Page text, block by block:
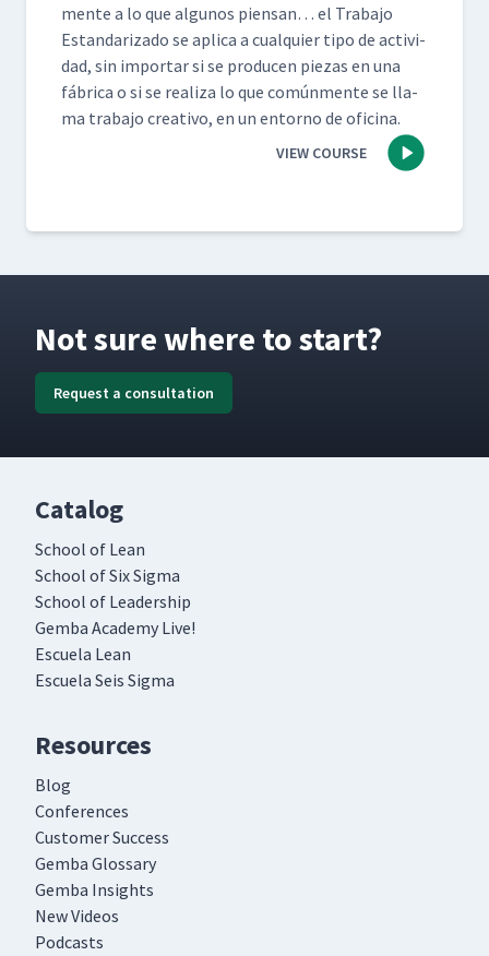
mente a lo que algunos pien­san… el Tra­ba­jo
Estandariza­do se apli­ca a cualquier tipo de activi­
dad, sin impor­tar si se pro­ducen piezas en una
fábri­ca o si se real­iza lo que común­mente se lla­
ma tra­ba­jo cre­ati­vo, en un entorno de oficina.
VIEW COURSE
Not sure where to start?
Request a consultation
Catalog
School of Lean
School of Six Sigma
School of Leadership
Gemba Academy Live!
Escuela Lean
Escuela Seis Sigma
Resources
Blog
Conferences
Customer Success
Gemba Glossary
Gemba Insights
New Videos
Podcasts